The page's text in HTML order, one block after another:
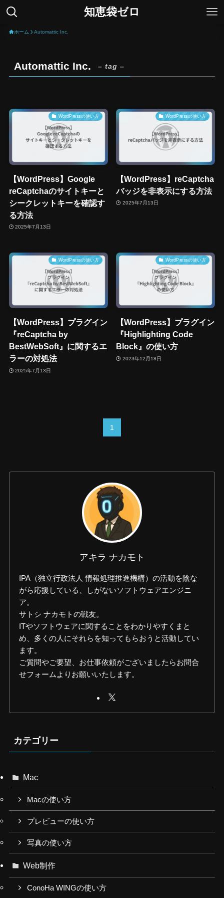
知恵袋ゼロ
ホーム Automattic Inc.
Automattic Inc. – tag –
WordPressの使い方
【WordPress】Google
reCaptchaのサイトキーと
シークレットキーを確認す
る方法
2025年7月13日
WordPressの使い方
【WordPress】reCaptcha
バッジを非表示にする方法
2025年7月13日
WordPressの使い方
【WordPress】プラグイン
『reCaptcha by
BestWebSoft』に関するエ
ラーの対処法
2025年7月13日
WordPressの使い方
【WordPress】プラグイン
『Highlighting Code
Block』の使い方
2023年12月18日
1
アキラ ナカモト
IPA（独立行政法人 情報処理推進機構）の活動を陰な
がら応援している、しがないソフトウェアエンジニ
ア。
サトシ ナカモトの戦友。
ITやソフトウェアに関することをわかりやすくまと
め、多くの人にそれらを知ってもらおうと活動してい
ます。
ご質問やご要望、お仕事依頼がございましたらお問合
せフォームよりお願いいたします。
カテゴリー
Mac
Macの使い方
プレビューの使い方
写真の使い方
Web制作
ConoHa WINGの使い方